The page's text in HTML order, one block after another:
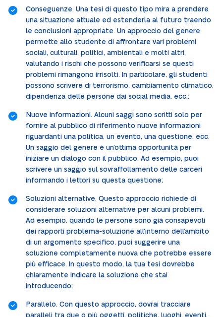
Conseguenze. Una tesi di questo tipo mira a prendere
una situazione attuale ed estenderla al futuro traendo
le conclusioni appropriate. Un approccio del genere
permette allo studente di affrontare vari problemi
sociali, culturali, politici, ambientali e molti altri,
valutando i rischi che possono verificarsi se questi
problemi rimangono irrisolti. In particolare, gli studenti
possono scrivere di terrorismo, cambiamento climatico,
dipendenza delle persone dai social media, ecc.;
Nuove informazioni. Alcuni saggi sono scritti solo per
fornire al pubblico di riferimento nuove informazioni
riguardanti una politica, un evento, una questione, ecc.
Un saggio del genere è un’ottima opportunità per
iniziare un dialogo con il pubblico. Ad esempio, puoi
scrivere un saggio sul sovraffollamento delle carceri
informando i lettori su questa questione;
Soluzioni alternative. Questo approccio richiede di
considerare soluzioni alternative per alcuni problemi.
Ad esempio, quando le persone sono già consapevoli
dei rapporti problema-soluzione all’interno dell’ambito
di un argomento specifico, puoi suggerire una
soluzione completamente nuova che potrebbe essere
più efficace. In questo modo, la tua tesi dovrebbe
chiaramente indicare la soluzione che stai
introducendo;
Parallelo. Con questo approccio, dovrai tracciare
paralleli tra due o più oggetti, politiche, luoghi, eventi,